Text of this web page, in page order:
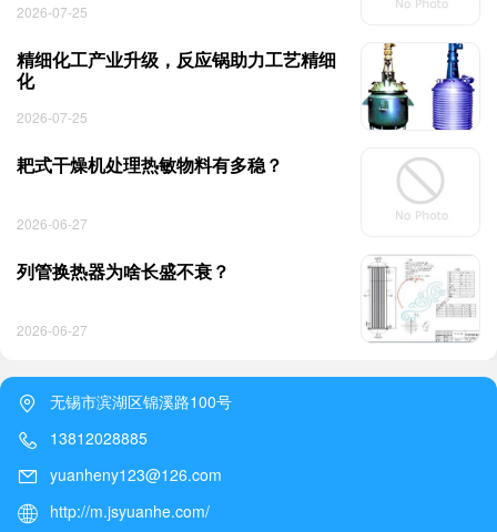
2026-07-25
精细化工产业升级，反应锅助力工艺精细
化
2026-07-25
耙式干燥机处理热敏物料有多稳？
2026-06-27
列管换热器为啥长盛不衰？
2026-06-27
无锡市滨湖区锦溪路100号
13812028885
yuanheny123@126.com
http://m.jsyuanhe.com/